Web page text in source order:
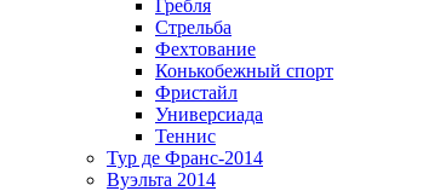
Гребля
Стрельба
Фехтование
Конькобежный спорт
Фристайл
Универсиада
Теннис
Тур де Франс-2014
Вуэльта 2014